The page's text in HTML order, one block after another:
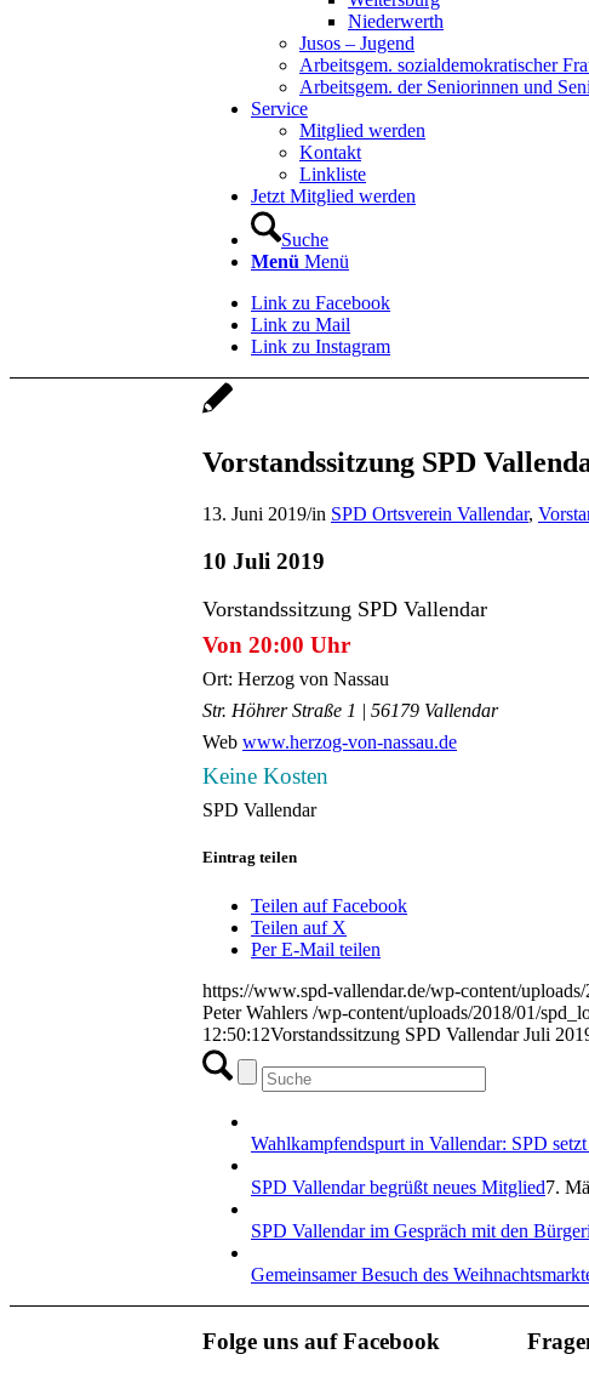
Niederwerth
Jusos – Jugend
Arbeitsgem. sozialdemokratischer
Arbeitsgem. der Seniorinnen und
Service
Mitglied werden
Kontakt
Linkliste
Jetzt Mitglied werden
Suche
Menü Menü
Link zu Facebook
Link zu Mail
Link zu Instagram
Vorstandssitzung SPD
13. Juni 2019/in SPD Ortsverein Vallendar,
10 Juli 2019
Vorstandssitzung SPD Vallendar
Von 20:00 Uhr
Ort: Herzog von Nassau
Str. Höhrer Straße 1 | 56179 Vallendar
Web www.herzog-von-nassau.de
Keine Kosten
SPD Vallendar
Eintrag teilen
Teilen auf Facebook
Teilen auf X
Per E-Mail teilen
https://www.spd-vallendar.de/wp-content/
Peter Wahlers /wp-content/uploads/2018/01/
12:50:12Vorstandssitzung SPD Vallendar Juli
Wahlkampfendspurt in Vallendar: SPD
SPD Vallendar begrüßt neues Mitglied7.
SPD Vallendar im Gespräch mit den
Gemeinsamer Besuch des
Folge uns auf Facebook